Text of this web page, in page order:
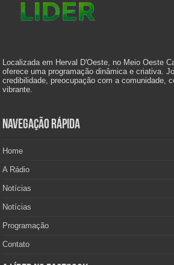
Localizada em Herval D'Oeste, no Meio Oeste
oferece uma programação dinâmica e criativa.
credibilidade, preocupação com a comunidade,
vibrante.
Navegação Rápida
Home
A Rádio
Notícias
Notícias
Programação
Contato